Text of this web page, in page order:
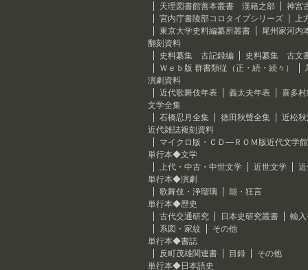
天理図書館善本叢書 漢籍之部
神宮
宮内庁書陵部コロタイプシリーズ
上
東京大学史料編纂所叢書
尾州家河内
翻刻資料
史料纂集 古記録編
史料纂集 古文
Ｗｅｂ版 群書類従（正・続・続々）
演劇資料
近代歌舞伎年表
義太夫年表
喜多
文学全集
石橋忍月全集
徳田秋聲全集
近松
近代雑誌複刻資料
マイクロ版・ＣＤ―ＲＯＭ版近代文学館
単行本◆文学
上代・中古・中世文学
近世文学
単行本◆演劇
歌舞伎・浄瑠璃
能・狂言
単行本◆歴史
古代交通研究
日本史研究叢書
輸
系図・家紋
その他
単行本◆書誌
反町茂雄関連書
目録
その他
単行本◆日本語史